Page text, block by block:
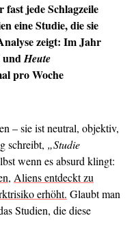
jede Schlagzeile
eine Studie, die sie
zeigt: Im Jahr
undHeute
pro Woche
– sie ist neutral, objektiv,
schreibt, „Studie
wenn es absurd klingt:
, Aliens entdeckt zu
erhöht. Glaubt man
Studien, die diese